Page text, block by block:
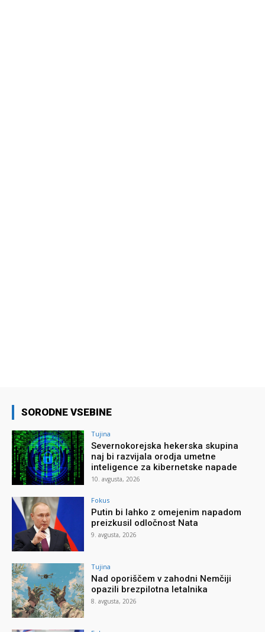
SORODNE VSEBINE
Tujina
Severnokorejska hekerska skupina
naj bi razvijala orodja umetne
inteligence za kibernetske napade
10. avgusta, 2026
Fokus
Putin bi lahko z omejenim napadom
preizkusil odločnost Nata
9. avgusta, 2026
Tujina
Nad oporiščem v zahodni Nemčiji
opazili brezpilotna letalnika
8. avgusta, 2026